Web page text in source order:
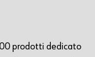
prodotti dedicato